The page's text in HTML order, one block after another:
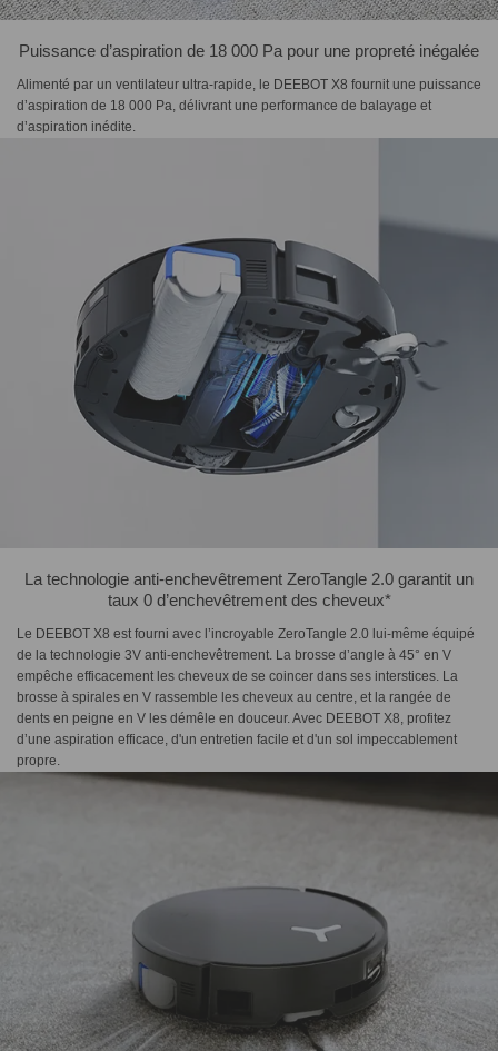
Puissance d’aspiration de 18 000 Pa pour une propreté inégalée
Alimenté par un ventilateur ultra-rapide, le DEEBOT X8 fournit une puissance
d’aspiration de 18 000 Pa, délivrant une performance de balayage et
d’aspiration inédite.
La technologie anti-enchevêtrement ZeroTangle 2.0 garantit un
taux 0 d’enchevêtrement des cheveux*
Le DEEBOT X8 est fourni avec l’incroyable ZeroTangle 2.0 lui-même équipé
de la technologie 3V anti-enchevêtrement. La brosse d’angle à 45° en V
empêche efficacement les cheveux de se coincer dans ses interstices. La
brosse à spirales en V rassemble les cheveux au centre, et la rangée de
dents en peigne en V les démêle en douceur. Avec DEEBOT X8, profitez
d’une aspiration efficace, d'un entretien facile et d'un sol impeccablement
propre.